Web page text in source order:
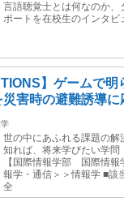
言語聴覚士とは何なのか
ポートを在校生のインタビ
】ゲームで
害時の避難誘導に
世の中にあふれる課題の解
知れば、将来学びたい学問
【国際情報学部 国際情
報学・通信＞＞情報学 ■
全